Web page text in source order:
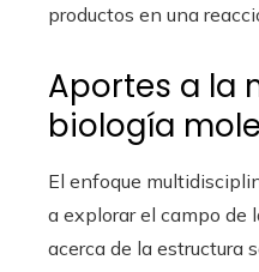
productos en una
Aportes a la
biología
El enfoque
a explorar el campo de
acerca de la estructura